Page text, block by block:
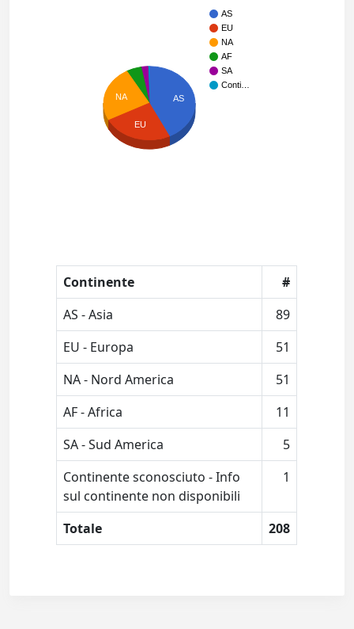
AS
EU
NA
AF
SA
Conti…
AS
NA
EU
Continente
#
AS - Asia
89
EU - Europa
51
NA - Nord America
51
AF - Africa
11
SA - Sud America
5
Continente sconosciuto - Info
sul continente non disponibili
1
Totale 208